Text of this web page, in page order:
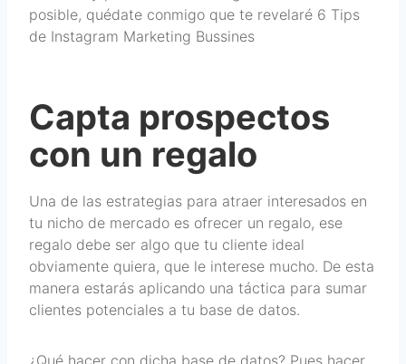
posible, quédate conmigo que te revelaré 6 Tips
de Instagram Marketing Bussines
Capta prospectos
con un regalo
Una de las estrategias para atraer interesados en
tu nicho de mercado es ofrecer un regalo, ese
regalo debe ser algo que tu cliente ideal
obviamente quiera, que le interese mucho. De esta
manera estarás aplicando una táctica para sumar
clientes potenciales a tu base de datos.